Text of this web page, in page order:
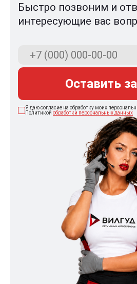
Быстро позвоним и
интересующие вас
Оставить
Я даю согласие на обработку моих
Политикой обработки персональных данных